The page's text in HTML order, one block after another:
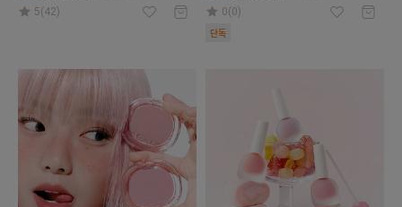
5(42)
0(0)
단독